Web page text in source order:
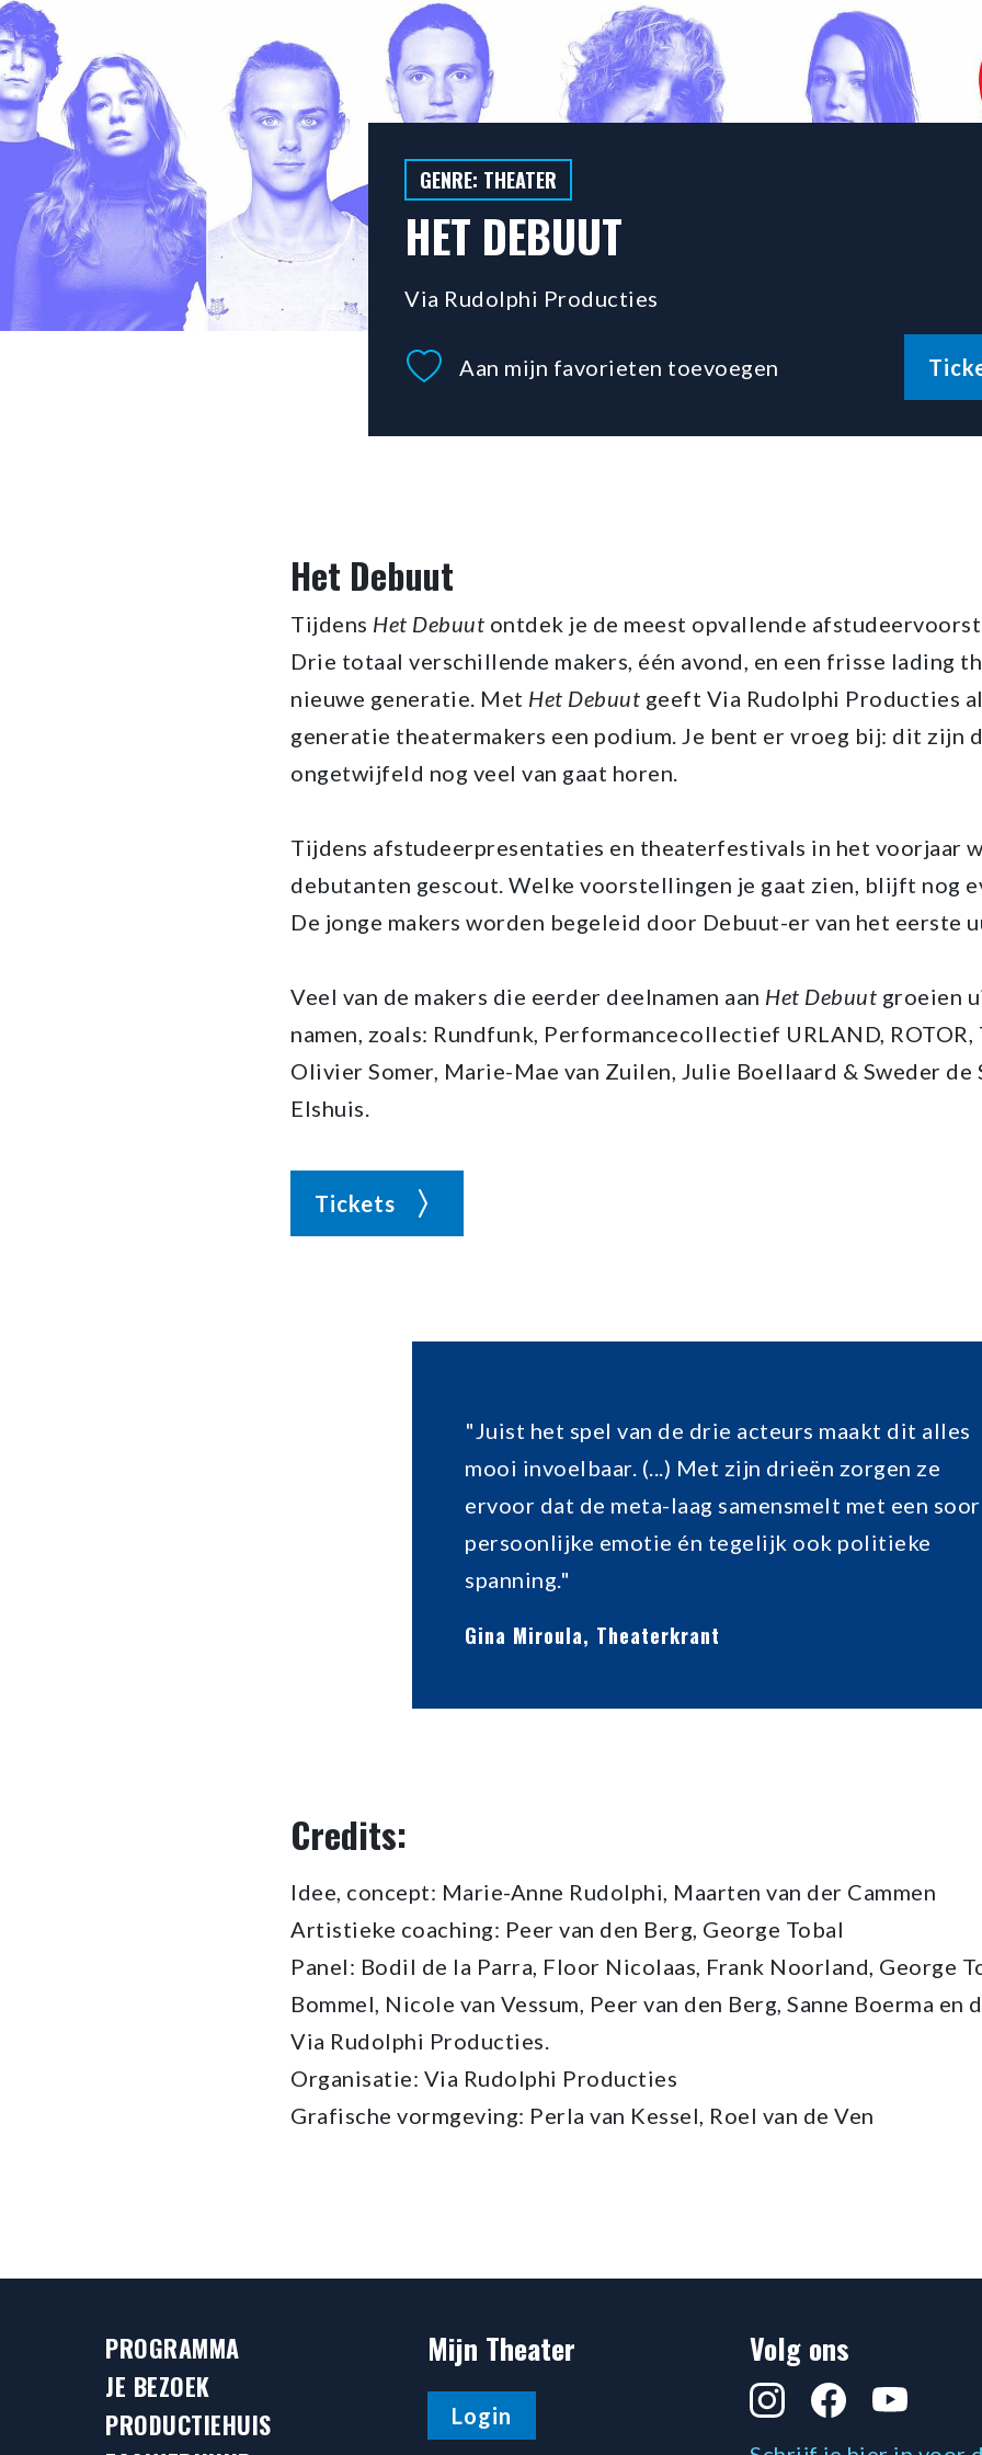
GENRE: THEATER
HET DEBUUT
Via Rudolphi Producties
Aan mijn favorieten toevoegen
Het Debuut
Tijdens Het Debuut ontdek je de meest opvallende
Drie totaal verschillende makers, één avond, en een frisse lading
nieuwe generatie. Met Het Debuut geeft Via Rudolphi Producties
generatie theatermakers een podium. Je bent er vroeg bij: dit zijn
ongetwijfeld nog veel van gaat horen.
Tijdens afstudeerpresentaties en theaterfestivals in het voorjaar
debutanten gescout. Welke voorstellingen je gaat zien, blijft nog
De jonge makers worden begeleid door Debuut-er van het eerste
Veel van de makers die eerder deelnamen aan Het Debuut groeien
namen, zoals: Rundfunk, Performancecollectief URLAND,
Olivier Somer, Marie-Mae van Zuilen, Julie Boellaard & Sweder de
Elshuis.
Tickets
"Juist het spel van de drie acteurs maakt dit alles
mooi invoelbaar. (...) Met zijn drieën zorgen ze
ervoor dat de meta-laag samensmelt met een
persoonlijke emotie én tegelijk ook politieke
spanning."
Gina Miroula, Theaterkrant
Credits:
Idee, concept: Marie-Anne Rudolphi, Maarten van der Cammen
Artistieke coaching: Peer van den Berg, George Tobal
Panel: Bodil de la Parra, Floor Nicolaas, Frank Noorland, George
Bommel, Nicole van Vessum, Peer van den Berg, Sanne Boerma en
Via Rudolphi Producties.
Organisatie: Via Rudolphi Producties
Grafische vormgeving: Perla van Kessel, Roel van de Ven
PROGRAMMA
JE BEZOEK
PRODUCTIEHUIS
Mijn Theater
Login
Volg ons
InstagramFacebookYouTube